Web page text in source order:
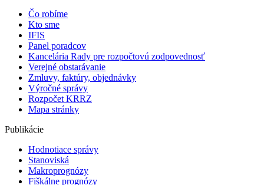
Čo robíme
Kto sme
IFIS
Panel poradcov
Kancelária Rady pre rozpočtovú zodpovednosť
Verejné obstarávanie
Zmluvy, faktúry, objednávky
Výročné správy
Rozpočet KRRZ
Mapa stránky
Publikácie
Hodnotiace správy
Stanoviská
Makroprognózy
Fiškálne prognózy